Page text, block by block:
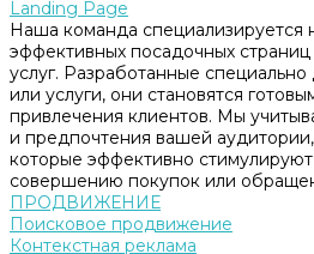
Landing Page
Наша команда специализируется
эффективных посадочных
услуг. Разработанные
или услуги, они становятся
привлечения клиентов. Мы
и предпочтения вашей
которые эффективно
совершению покупок или
ПРОДВИЖЕНИЕ
Поисковое продвижение
Контекстная реклама